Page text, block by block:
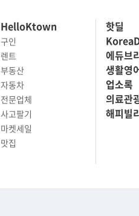
HelloKtown
구인
렌트
부동산
자동차
전문업체
사고팔기
마켓세일
맛집
핫딜
에듀브
생활영
업소록
의료관
해피빌